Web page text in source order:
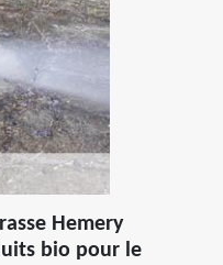
Hemery
bio pour le